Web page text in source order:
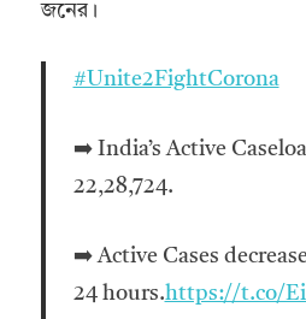
জনের।
#Unite2FightCorona
➡️ India’s Active
22,28,724.
➡️ Active Cases
24 hours.https://t.co/